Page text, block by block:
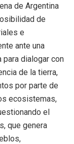
de Argentina
de
e
ante una
para dialogar con
de la tierra,
por parte de
ecosistemas,
el
que genera